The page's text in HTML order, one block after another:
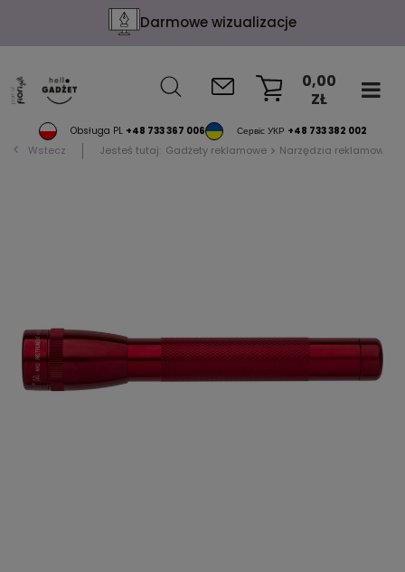
Darmowe wizualizacje
Obsługa PL +48 733 367 006 Сервіс УКР +48 733 382 002
0,00
ZŁ
Wstecz Jesteś tutaj: Gadżety reklamowe Narzędzia reklamowe